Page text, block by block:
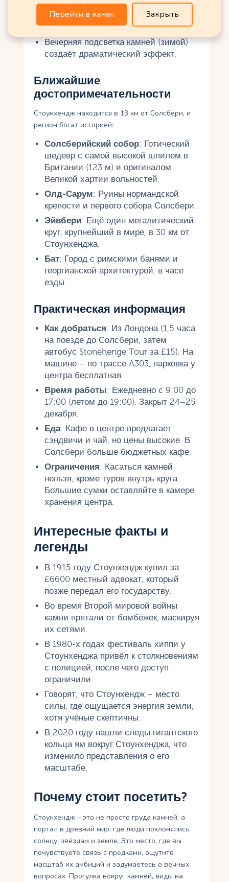
Для фото без толпы берите тур
внутрь круга или приходите к
открытию (9:00).
Вечерняя подсветка камней (зимой)
создаёт драматический эффект.
Ближайшие
достопримечательности
Стоунхендж находится в 13 км от Солсбери, и
регион богат историей:
Солсберийский собор: Готический
шедевр с самой высокой шпилем в
Британии (123 м) и оригиналом
Великой хартии вольностей.
Олд-Сарум: Руины нормандской
крепости и первого собора Солсбери.
Эйвбери: Ещё один мегалитический
круг, крупнейший в мире, в 30 км от
Стоунхенджа.
Бат: Город с римскими банями и
георгианской архитектурой, в часе
езды.
Практическая информация
Как добраться: Из Лондона (1,5 часа
на поезде до Солсбери, затем
автобус Stonehenge Tour за £15). На
машине – по трассе A303, парковка у
центра бесплатная.
Время работы: Ежедневно с 9:00 до
17:00 (летом до 19:00). Закрыт 24–25
декабря.
Еда: Кафе в центре предлагает
сэндвичи и чай, но цены высокие. В
Солсбери больше бюджетных кафе.
Ограничения: Касаться камней
нельзя, кроме туров внутрь круга.
Большие сумки оставляйте в камере
хранения центра.
Интересные факты и
легенды
В 1915 году Стоунхендж купил за
£6600 местный адвокат, который
позже передал его государству.
Во время Второй мировой войны
камни прятали от бомбёжек, маскируя
их сетями.
В 1980-х годах фестиваль хиппи у
Стоунхенджа привёл к столкновениям
с полицией, после чего доступ
ограничили.
Говорят, что Стоунхендж – место
силы, где ощущается энергия земли,
хотя учёные скептичны.
В 2020 году нашли следы гигантского
кольца ям вокруг Стоунхенджа, что
изменило представления о его
масштабе.
Почему стоит посетить?
Стоунхендж – это не просто груда камней, а
портал в древний мир, где люди поклонялись
солнцу, звёздам и земле. Это место, где вы
почувствуете связь с предками, ощутите
масштаб их амбиций и задумаетесь о вечных
вопросах. Прогулка вокруг камней, виды на
Перейти в канал Закрыть